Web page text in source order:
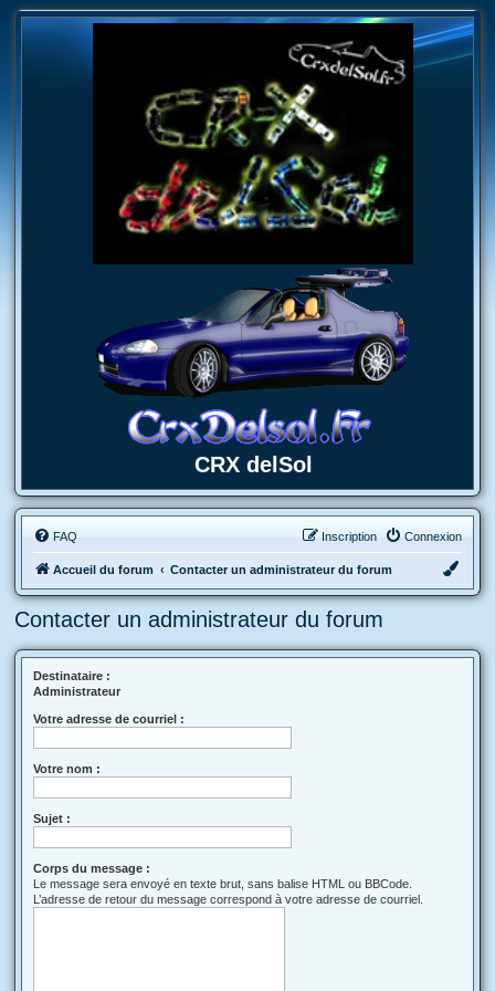
CRX delSol
FAQ Connexion
Inscription
Accueil du forum Contacter un administrateur du forum
Contacter un administrateur du forum
Destinataire :
Administrateur
Votre adresse de courriel :
Votre nom :
Sujet :
Corps du message :
Le message sera envoyé en texte brut, sans balise HTML ou BBCode.
L’adresse de retour du message correspond à votre adresse de courriel.